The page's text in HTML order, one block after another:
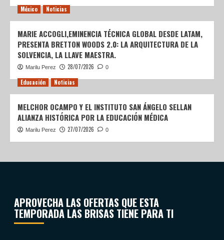
México Noticias
MARIE ACCOGLI,EMINENCIA TÉCNICA GLOBAL DESDE LATAM,
PRESENTA BRETTON WOODS 2.0: LA ARQUITECTURA DE LA
SOLVENCIA, LA LLAVE MAESTRA.
Marilu Perez 28/07/2026 0
Educación Noticias
MELCHOR OCAMPO Y EL INSTITUTO SAN ÁNGELO SELLAN
ALIANZA HISTÓRICA POR LA EDUCACIÓN MÉDICA
Marilu Perez 27/07/2026 0
APROVECHA LAS OFERTAS QUE ESTA
TEMPORADA LAS BRISAS TIENE PARA TI